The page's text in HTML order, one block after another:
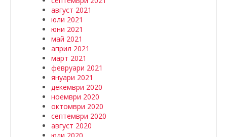
август 2021
юли 2021
юни 2021
май 2021
април 2021
март 2021
февруари 2021
януари 2021
декември 2020
ноември 2020
октомври 2020
септември 2020
август 2020